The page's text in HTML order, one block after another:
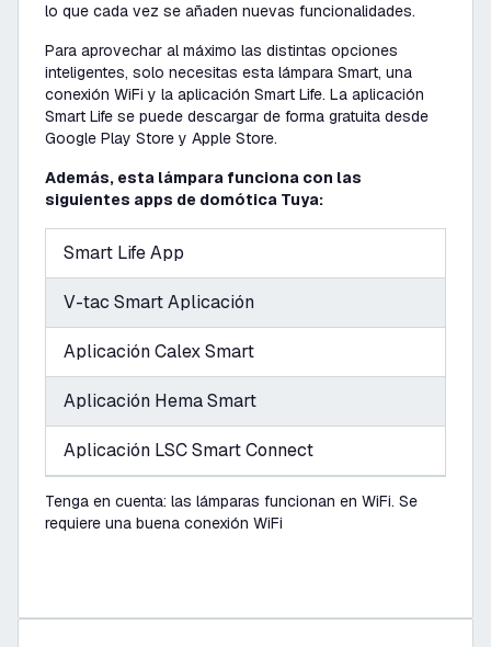
lo que cada vez se añaden nuevas funcionalidades.
Para aprovechar al máximo las distintas opciones
inteligentes, solo necesitas esta lámpara Smart, una
conexión WiFi y la aplicación Smart Life. La aplicación
Smart Life se puede descargar de forma gratuita desde
Google Play Store y Apple Store.
Además, esta lámpara funciona con las
siguientes apps de domótica Tuya:
Smart Life App
V-tac Smart Aplicación
Aplicación Calex Smart
Aplicación Hema Smart
Aplicación LSC Smart Connect
Tenga en cuenta: las lámparas funcionan en WiFi. Se
requiere una buena conexión WiFi